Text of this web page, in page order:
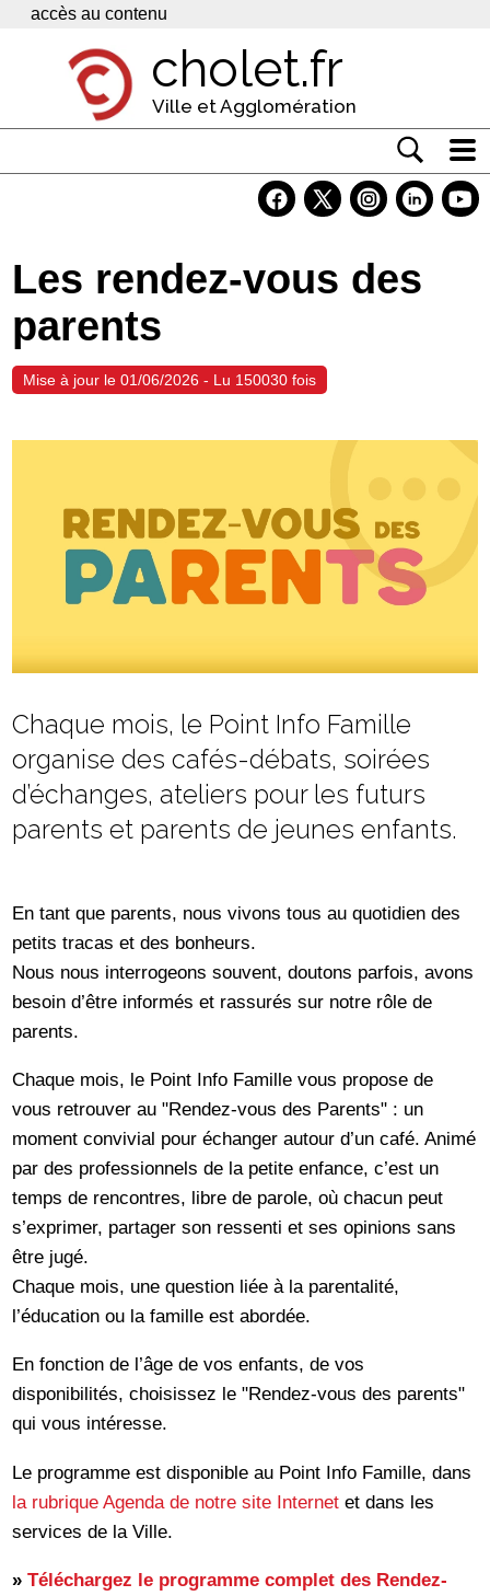
Panneau de gestion des cookies
accès au contenu
cholet.fr
Ville et Agglomération
Economie
Services
Contacts
Les rendez-vous des
parents
Mise à jour le 01/06/2026 - Lu 150030 fois
Chaque mois, le Point Info Famille
organise des cafés-débats, soirées
d’échanges, ateliers pour les futurs
parents et parents de jeunes enfants.
En tant que parents, nous vivons tous au quotidien des
petits tracas et des bonheurs.
Nous nous interrogeons souvent, doutons parfois, avons
besoin d’être informés et rassurés sur notre rôle de
parents.
Chaque mois, le Point Info Famille vous propose de
vous retrouver au "Rendez-vous des Parents" : un
moment convivial pour échanger autour d’un café. Animé
par des professionnels de la petite enfance, c’est un
temps de rencontres, libre de parole, où chacun peut
s’exprimer, partager son ressenti et ses opinions sans
être jugé.
Chaque mois, une question liée à la parentalité,
l’éducation ou la famille est abordée.
En fonction de l’âge de vos enfants, de vos
disponibilités, choisissez le "Rendez-vous des parents"
qui vous intéresse.
Le programme est disponible au Point Info Famille, dans
la rubrique Agenda de notre site Internetet dans les
services de la Ville.
»Téléchargez le programme complet des Rendez-